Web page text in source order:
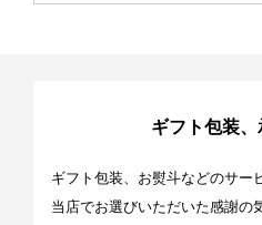
ギフト包装、
ギフト包装、お熨斗などのサー
当店でお選びいただいた感謝の